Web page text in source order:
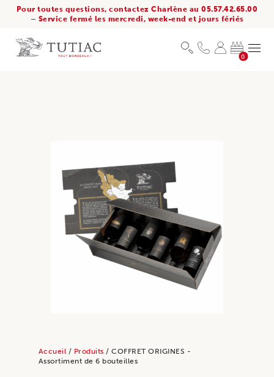
Pour toutes questions, contactez Charlène au 05.57.42.65.00
– Service fermé les mercredi, week-end et jours fériés
0
Accueil / Produits/ COFFRET ORIGINES -
Assortiment de 6 bouteilles